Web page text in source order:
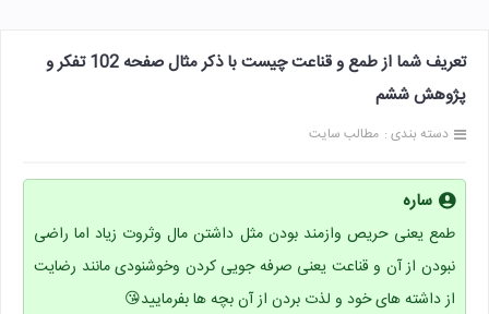
تعریف شما از طمع و قناعت چیست با ذکر مثال صفحه 102 تفکر و
پژوهش ششم
دسته بندی : مطالب سایت
ساره
طمع یعنی حریص وازمند بودن مثل داشتن مال وثروت زیاد اما راضی
نبودن از آن و قناعت یعنی صرفه جویی کردن وخوشنودی مانند رضایت
از داشته های خود و لذت بردن از آن بچه ها بفرمایید😘